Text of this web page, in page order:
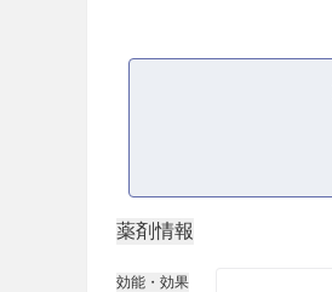
薬剤情報
効能・効果